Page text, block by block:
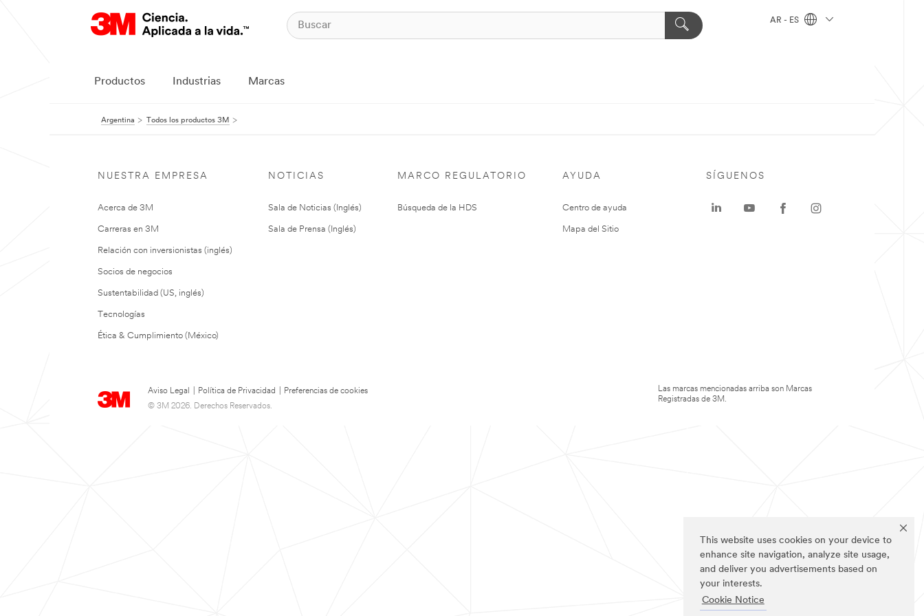
This website uses cookies on your device to
enhance site navigation, analyze site usage,
and deliver you advertisements based on
your interests.
Cookie Notice
AR - ES
Productos Industrias Marcas
Argentina Todos los productos 3M
NUESTRA EMPRESA
Acerca de 3M
Carreras en 3M
Relación con inversionistas (inglés)
Socios de negocios
Sustentabilidad (US, inglés)
Tecnologías
Ética & Cumplimiento (México)
NOTICIAS
Sala de Noticias (Inglés)
Sala de Prensa (Inglés)
MARCO REGULATORIO
Búsqueda de la HDS
AYUDA
Centro de ayuda
Mapa del Sitio
Aviso Legal Política de Privacidad
Preferencias de cookies
© 3M 2026. Derechos Reservados.
SÍGUENOS
Las marcas mencionadas arriba son Marcas
Registradas de 3M.